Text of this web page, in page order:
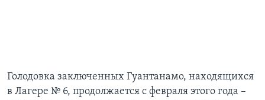
Голодовка заключенных Гуантанамо, находящихся
в Лагере № 6, продолжается с февраля этого года –